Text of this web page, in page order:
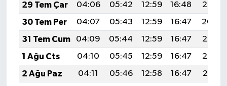
29 Tem Çar
04:06 05:42 12:59 16:48
20:05
30 Tem Per
04:07 05:43 12:59 16:47
20:04
31 Tem Cum
04:09 05:44 12:59 16:47
20:03
1 Ağu Cts
04:10 05:45 12:59 16:47
20:02
2 Ağu Paz
04:11 05:46 12:58 16:47
20:01